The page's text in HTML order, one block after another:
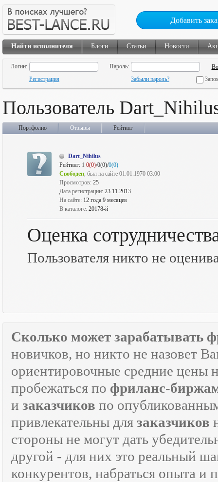
Добавить
Найти исполнителя Блоги Статьи Новости
Логин:
Пароль:
Регистрация
Забыли пароль?
Пользователь
Портфолио Отзывы Рейтинг
Dart_Nihilus
Рейтинг: 1 0(0)/0(0)/0(0)
Свободен, был на сайте 01.01.1970 03:00
Просмотров: 25
Дата регистрации: 23.11.2013
На сайте: 12 года 9 месяцев
В каталоге: 20178-й
Оценка
Пользователя никто не
Сколько может зарабатывать
новичков, но никто не назовет
ориентировочные средние цены
пробежаться по фриланс-
и заказчиков по
привлекательны для заказчиков
стороны не могут дать
другой - для них это реальный
конкурентов, набраться опыта и